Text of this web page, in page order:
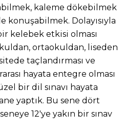
kaleme dökebilmek
Dolayısıyla
kelebek etkisi olması
ortaokuldan, liseden
taçlandırması ve
hayata entegre olması
bir dil sınavı hayata
yaptık. Bu sene dört
12'ye yakın bir sınav